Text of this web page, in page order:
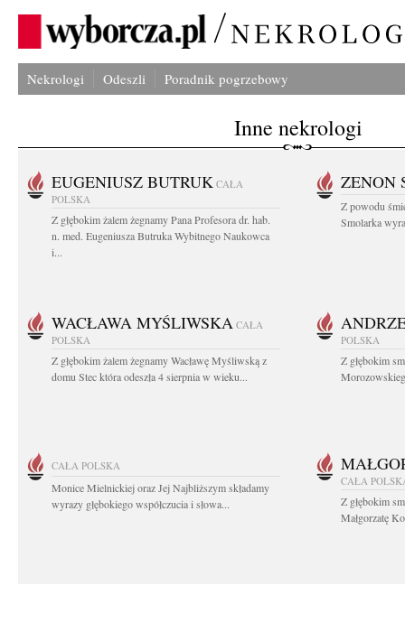
Nekrologi Odeszli Poradnik pogrzebowy
Inne nekrologi
EUGENIUSZ BUTRUK CAŁA
POLSKA
Z głębokim żalem żegnamy Pana Profesora dr. hab.
n. med. Eugeniusza Butruka Wybitnego Naukowca
i...
ZENON
Z powodu
Smolarka
WACŁAWA MYŚLIWSKA CAŁA
POLSKA
Z głębokim żalem żegnamy Wacławę Myśliwską z
domu Stec która odeszła 4 sierpnia w wieku...
POLSKA
Z głębokim
CAŁA POLSKA
Monice Mielnickiej oraz Jej Najbliższym składamy
wyrazy głębokiego współczucia i słowa...
CAŁA
Z głębokim
Małgorzatę